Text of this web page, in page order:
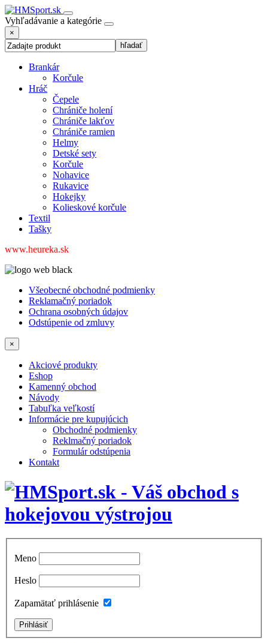
Vyhľadávanie a kategórie
×
Brankár
Korčule
Hráč
Čepele
Chrániče holení
Chrániče lakťov
Chrániče ramien
Helmy
Detské sety
Korčule
Nohavice
Rukavice
Hokejky
Kolieskové korčule
Textil
Tašky
www.heureka.sk
Všeobecné obchodné podmienky
Reklamačný poriadok
Ochrana osobných údajov
Odstúpenie od zmluvy
×
Akciové produkty
Eshop
Kamenný obchod
Návody
Tabuľka veľkostí
Informácie pre kupujúcich
Obchodné podmienky
Reklmačný poriadok
Formulár odstúpenia
Kontakt
Meno
Heslo
Zapamätať prihlásenie